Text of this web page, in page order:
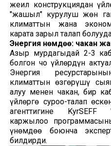
жеңил конструкциядан
"жашыл" курулуш жөн
климаттын жана
карата зарыл талап
Энергия үнөмдөө: чакан
Азыр мурдагыдай 2-3
болгон чоң үйлөрдүн
Энергия
климаттын өзгөрүшү
алуу менен чакан, бир
үйлөргө суроо-талап
агенттигине
каржылоо
үнөмдөө боюнча
билдирди.